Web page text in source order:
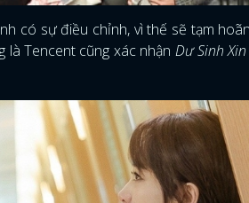
có sự điều chỉnh, vì thế sẽ tạm
là Tencent cũng xác nhận Dư Sinh